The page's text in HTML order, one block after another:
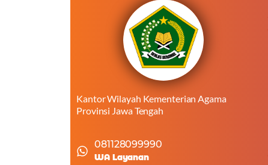
Kantor Wilayah Kementerian Agama
Provinsi Jawa Tengah
081128099990
WA Layanan